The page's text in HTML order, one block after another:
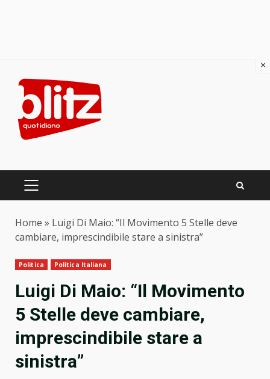
content
PRIMARY
Home » Luigi Di Maio: “Il Movimento 5 Stelle deve
cambiare, imprescindibile stare a sinistra”
Politica Politica Italiana
Luigi Di Maio: “Il Movimento
5 Stelle deve cambiare,
imprescindibile stare a
sinistra”
×